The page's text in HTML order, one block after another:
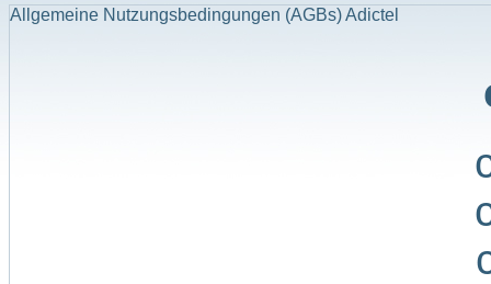
Allgemeine Nutzungsbedingungen (AGBs) Adictel